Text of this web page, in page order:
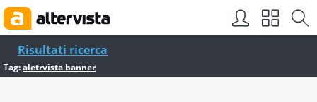
Risultati ricerca
Tag:aletrvista banner